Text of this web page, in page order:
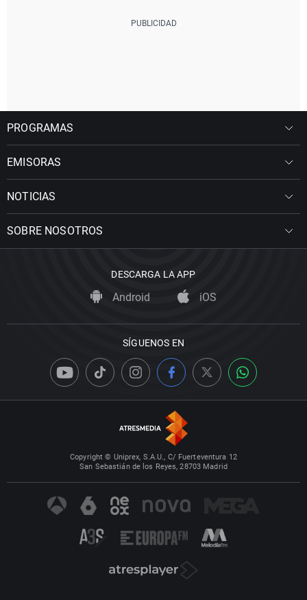
PROGRAMAS
EMISORAS
NOTICIAS
SOBRE NOSOTROS
DESCARGA LA APP
Android iOS
SÍGUENOS EN
Copyright © Uniprex, S.A.U., C/ Fuerteventura 12
San Sebastián de los Reyes, 28703 Madrid